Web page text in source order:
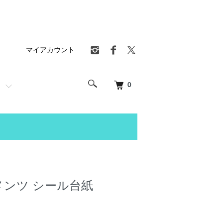
0
マイアカウント
ツ シール台紙